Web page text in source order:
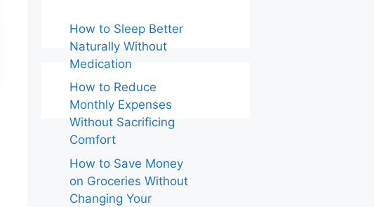
How to Sleep Better
Naturally Without
Medication
How to Reduce
Monthly Expenses
Without Sacrificing
Comfort
How to Save Money
on Groceries Without
Changing Your